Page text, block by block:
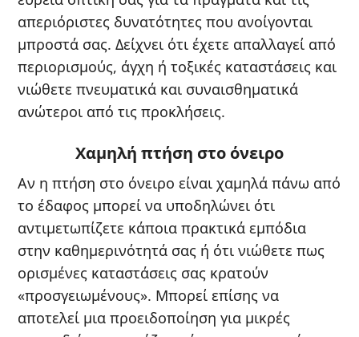
απεριόριστες δυνατότητες που ανοίγονται
μπροστά σας. Δείχνει ότι έχετε απαλλαγεί από
περιορισμούς, άγχη ή τοξικές καταστάσεις και
νιώθετε πνευματικά και συναισθηματικά
ανώτεροι από τις προκλήσεις.
Χαμηλή πτήση στο όνειρο
Αν η πτήση στο όνειρο είναι χαμηλά πάνω από
το έδαφος μπορεί να υποδηλώνει ότι
αντιμετωπίζετε κάποια πρακτικά εμπόδια
στην καθημερινότητά σας ή ότι νιώθετε πως
ορισμένες καταστάσεις σας κρατούν
«προσγειωμένους». Μπορεί επίσης να
αποτελεί μια προειδοποίηση για μικρές